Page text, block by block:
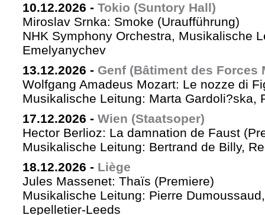
10.12.2026 - Tokio (Suntory Hall)
Miroslav Srnka: Smoke (Uraufführung)
NHK Symphony Orchestra, Musikalische
Emelyanychev
13.12.2026 - Genf (Bâtiment des Forces
Wolfgang Amadeus Mozart: Le nozze di
Musikalische Leitung: Marta Gardoli?ska,
17.12.2026 - Wien (Staatsoper)
Hector Berlioz: La damnation de Faust
Musikalische Leitung: Bertrand de Billy,
18.12.2026 - Liège
Jules Massenet: Thaïs (Premiere)
Musikalische Leitung: Pierre
Lepelletier-Leeds